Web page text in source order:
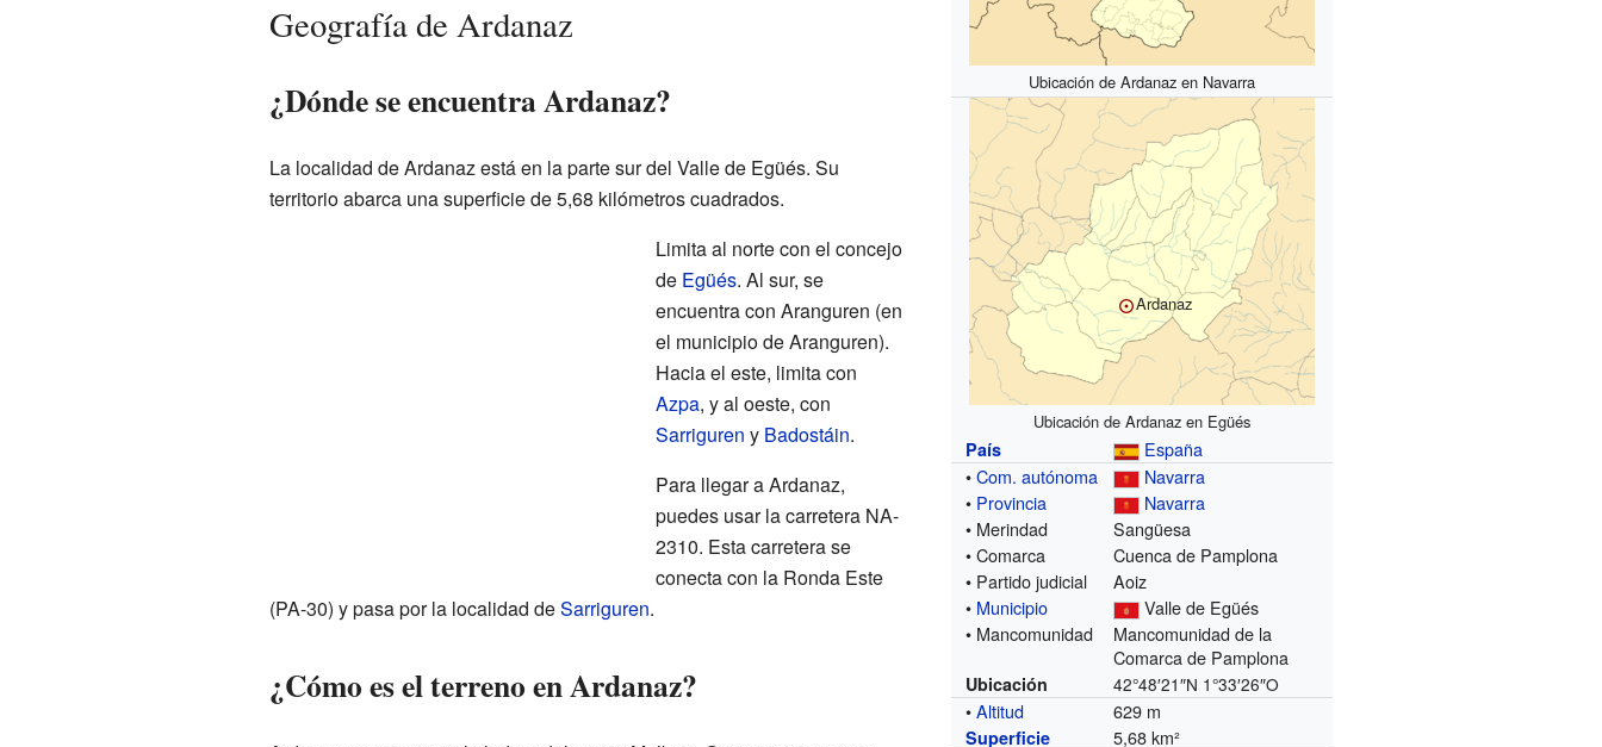
Ubicación de Ardanaz en Navarra
Ardanaz
Ubicación de Ardanaz en Egüés
País
España
•Com. autónoma
Navarra
• Provincia
Navarra
• Merindad
Sangüesa
• Comarca
Cuenca de Pamplona
• Partido judicial
Aoiz
• Municipio
Valle de Egüés
• Mancomunidad
Mancomunidad de la
Comarca de Pamplona
Ubicación 42°48′21″N 1°33′26″O
•Altitud 629 m
Superficie 5,68 km²
Geografía de Ardanaz
¿Dónde se encuentra Ardanaz?
La localidad de Ardanaz está en la parte sur del Valle de Egüés. Su
territorio abarca una superficie de 5,68 kilómetros cuadrados.
Limita al norte con el concejo
de Egüés. Al sur, se
encuentra con Aranguren (en
el municipio de Aranguren).
Hacia el este, limita con
Azpa, y al oeste, con
Sarriguren y Badostáin.
Para llegar a Ardanaz,
puedes usar la carretera NA-
2310. Esta carretera se
conecta con la Ronda Este
(PA-30) y pasa por la localidad deSarriguren.
¿Cómo es el terreno en Ardanaz?